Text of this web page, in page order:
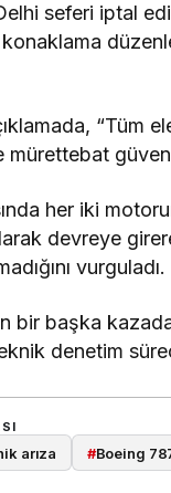
seferi iptal
her iki
devreye
vurguladı.
bir başka
denetim
arıza #Boeing